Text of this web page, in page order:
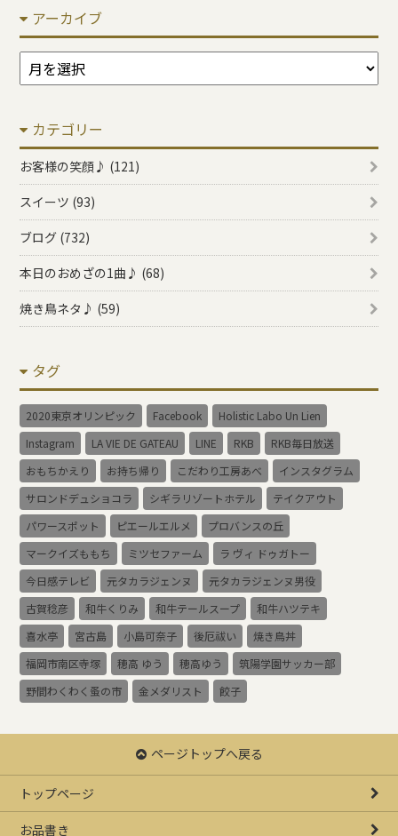
アーカイブ
ア
ー
イ
ブ
カテゴリー
お客様の笑顔♪ (121)
スイーツ (93)
ブログ (732)
本日のおめざの1曲♪ (68)
焼き鳥ネタ♪ (59)
タグ
2020東京オリンピック Facebook
Holistic Labo Un Lien
Instagram
LA VIE DE GATEAU LINE RKB
RKB毎日放送
おもちかえり
お持ち帰り こだわり工房あべ
インスタグラム
サロンドデュショコラ
シギラリゾートホテル
テイクアウト
パワースポット
ピエールエルメ
プロバンスの丘
マークイズももち
ミツセファーム
ラ ヴィ ドゥガトー
今日感テレビ
元タカラジェンヌ
元タカラジェンヌ男役
古賀稔彦
和牛くりみ 和牛テールスープ
和牛ハツテキ
喜水亭
宮古島 小島可奈子 後厄祓い
焼き鳥丼
福岡市南区寺塚
穂高 ゆう 穂高ゆう
筑陽学園サッカー部
野間わくわく蚤の市
金メダリスト 餃子
ページトップへ戻る
トップページ
お品書き